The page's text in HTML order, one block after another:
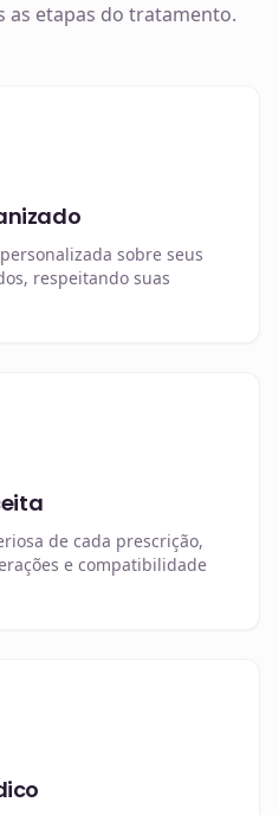
as etapas do tratamento.
sobre seus
respeitando suas
de cada prescrição,
e compatibilidade